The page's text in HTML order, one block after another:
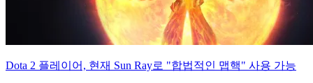
Dota 2 플레이어, 현재 Sun Ray로 "합법적인 맵핵" 사용 가능